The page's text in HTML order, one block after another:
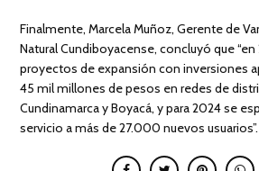
Finalmente, Marcela Muñoz, Gerente de
Natural Cundiboyacense, concluyó que
proyectos de expansión con inversiones
45 mil millones de pesos en redes de
Cundinamarca y Boyacá, y para 2024 se
servicio a más de 27.000 nuevos usuarios”.